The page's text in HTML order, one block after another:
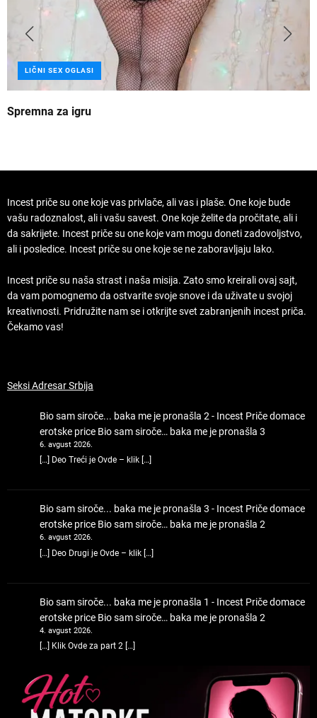
LIČNI SEX OGLASI
Spremna za igru
Incest priče su one koje vas privlače, ali vas i plaše. One koje bude
vašu radoznalost, ali i vašu savest. One koje želite da pročitate, ali i
da sakrijete. Incest priče su one koje vam mogu doneti zadovoljstvo,
ali i posledice. Incest priče su one koje se ne zaboravljaju lako.
Incest priče su naša strast i naša misija. Zato smo kreirali ovaj sajt,
da vam pomognemo da ostvarite svoje snove i da uživate u svojoj
kreativnosti. Pridružite nam se i otkrijte svet zabranjenih incest priča.
Čekamo vas!
Seksi Adresar Srbija
Bio sam siroče... baka me je pronašla 2 - Incest Priče domace
erotske price Bio sam siroče… baka me je pronašla 3
6. avgust 2026.
[…] Deo Treći je Ovde – klik […]
Bio sam siroče... baka me je pronašla 3 - Incest Priče domace
erotske price Bio sam siroče… baka me je pronašla 2
6. avgust 2026.
[…] Deo Drugi je Ovde – klik […]
Bio sam siroče... baka me je pronašla 1 - Incest Priče domace
erotske price Bio sam siroče… baka me je pronašla 2
4. avgust 2026.
[…] Klik Ovde za part 2 […]